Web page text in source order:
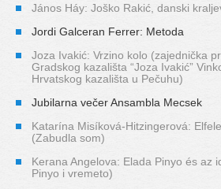
János Háy: Joško Rakić, danski
Jordi Galceran Ferrer: Metoda
Joza Ivakić: Vrzino kolo (zajednička
Gradskog kazališta “Joza Ivakić”
Hrvatskog kazališta u Pečuhu)
Jubilarna večer Ansambla Mecsek
Katarína Misíková-Hitzingerová:
(Zabudla som)
Kerana Angelova: Elada Pinyo és az
Pinyo i vremeto)